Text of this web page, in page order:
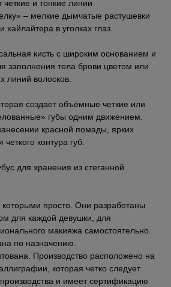
и тонкие линии
– мелкие дымчатые растушевки
в уголках глаз.
кисть с широким основанием и
заполнения тела брови цветом или
линий волосков.
создает объёмные четкие или
губы одним движением.
красной помады, ярких
контура губ.
для хранения из стеганной
которыми просто. Они разработаны
для каждой девушки, для
макияжа самостоятельно.
по назначению.
Производство расположено на
которая четко следует
и имеет сертификацию